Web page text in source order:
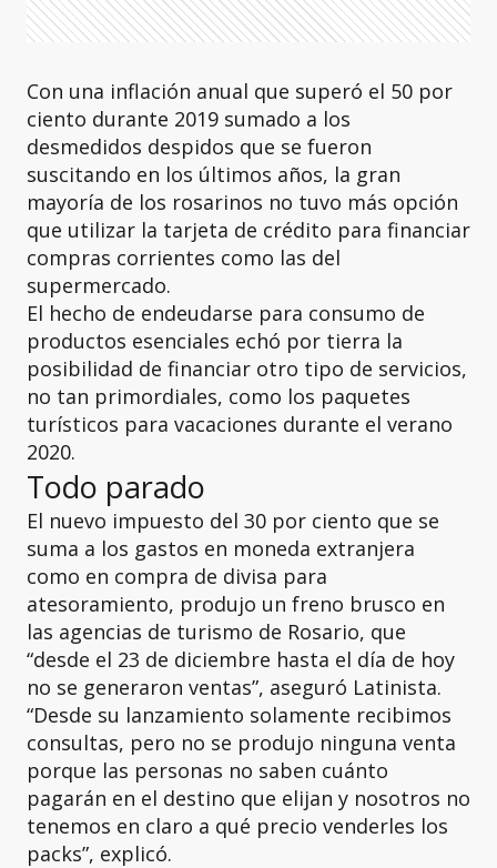
Con una inflación anual que superó el 50 por
ciento durante 2019 sumado a los
desmedidos despidos que se fueron
suscitando en los últimos años, la gran
mayoría de los rosarinos no tuvo más opción
que utilizar la tarjeta de crédito para financiar
compras corrientes como las del
supermercado.
El hecho de endeudarse para consumo de
productos esenciales echó por tierra la
posibilidad de financiar otro tipo de servicios,
no tan primordiales, como los paquetes
turísticos para vacaciones durante el verano
2020.
Todo parado
El nuevo impuesto del 30 por ciento que se
suma a los gastos en moneda extranjera
como en compra de divisa para
atesoramiento, produjo un freno brusco en
las agencias de turismo de Rosario, que
“desde el 23 de diciembre hasta el día de hoy
no se generaron ventas”, aseguró Latinista.
“Desde su lanzamiento solamente recibimos
consultas, pero no se produjo ninguna venta
porque las personas no saben cuánto
pagarán en el destino que elijan y nosotros no
tenemos en claro a qué precio venderles los
packs”, explicó.